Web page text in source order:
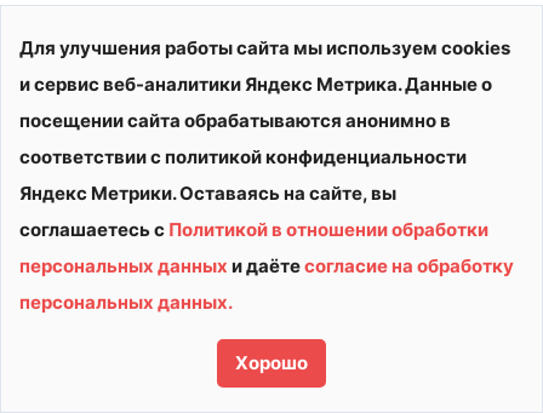
© 2026 АУ ДО ВО «СШОР «ВИТЯЗЬ»
Политика конфиденциальности
Для улучшения работы сайта мы используем cookies
и сервис веб-аналитики Яндекс Метрика. Данные о
посещении сайта обрабатываются анонимно в
соответствии с политикой конфиденциальности
Яндекс Метрики. Оставаясь на сайте, вы
соглашаетесь с Политикой в отношении обработки
персональных данных и даётесогласие на обработку
персональных данных.
Хорошо